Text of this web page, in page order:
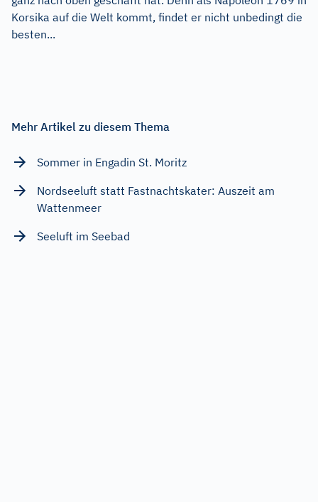
Korsika auf die Welt kommt, findet er nicht unbedingt die
besten...
Mehr Artikel zu diesem Thema
Sommer in Engadin St. Moritz
Nordseeluft statt Fastnachtskater: Auszeit am
Wattenmeer
Seeluft im Seebad